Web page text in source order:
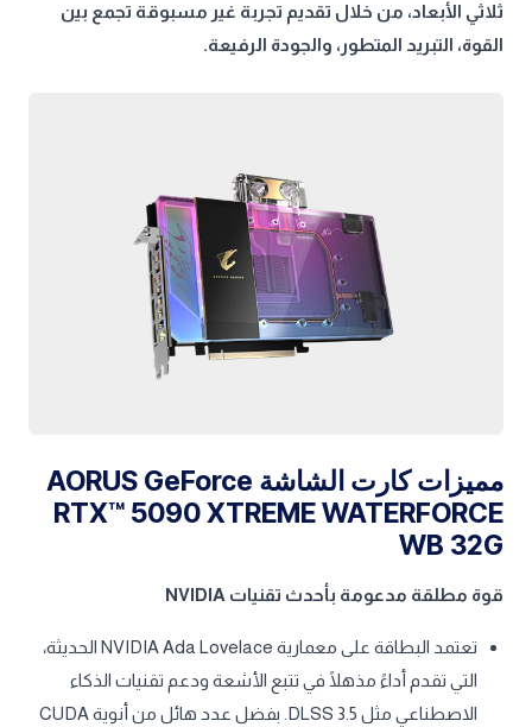
ثلاثي الأبعاد، من خلال تقديم تجربة غير مسبوقة تجمع بين
القوة، التبريد المتطور، والجودة الرفيعة.
مميزات كارت الشاشة AORUS GeForce
RTX™ 5090 XTREME WATERFORCE
WB 32G
قوة مطلقة مدعومة بأحدث تقنيات NVIDIA
تعتمد البطاقة على معمارية NVIDIA Ada Lovelace الحديثة،
التي تقدم أداءً مذهلًا في تتبع الأشعة ودعم تقنيات الذكاء
الاصطناعي مثل DLSS 3.5. بفضل عدد هائل من أنوية CUDA